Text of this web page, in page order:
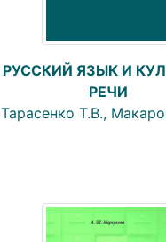
РУССКИЙ ЯЗЫК И
РЕЧИ
Тарасенко Т.В.,